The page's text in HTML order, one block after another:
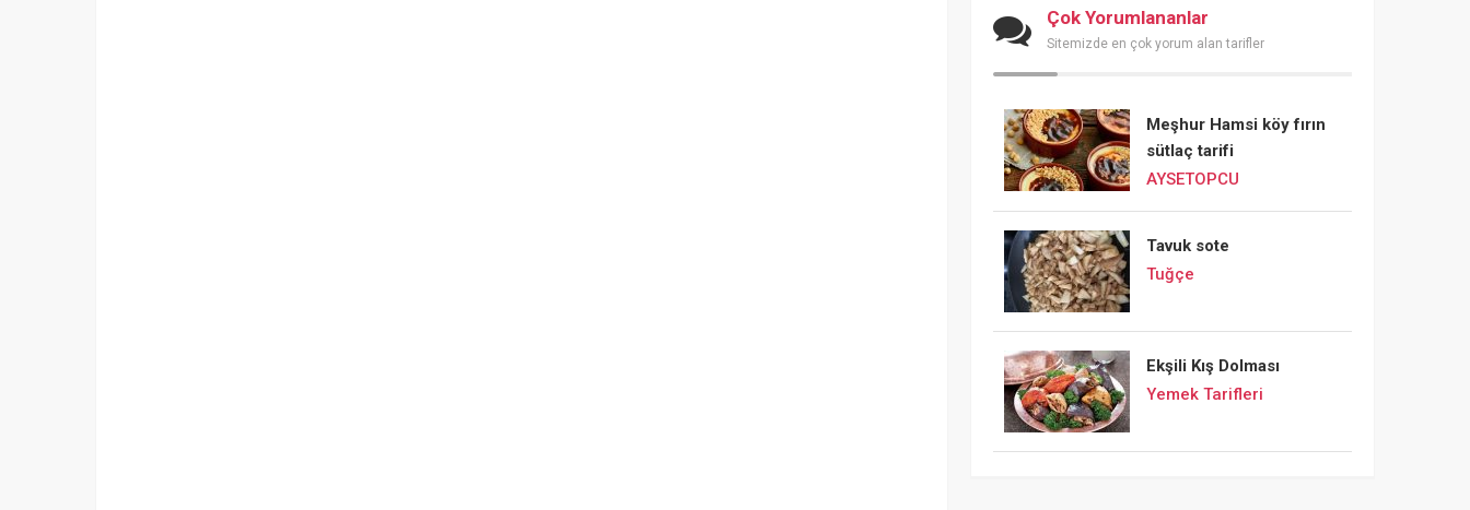
Çok Yorumlananlar
Sitemizde en çok yorum alan tarifler
Meşhur Hamsi köy fırın
sütlaç tarifi
AYSETOPCU
Tavuk sote
Tuğçe
Ekşili Kış Dolması
Yemek Tarifleri